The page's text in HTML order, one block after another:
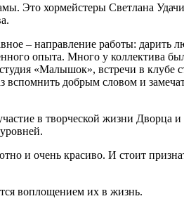
Это хормейстеры Светлана
– направление работы: дарить
опыта. Много у коллектива
«Малышок», встречи в клубе
добрым словом и
в творческой жизни Дворца
и очень красиво. И стоит
воплощением их в жизнь.